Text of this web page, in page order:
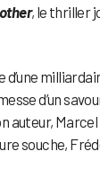
, le thriller
d’une
d’un
auteur,
souche,